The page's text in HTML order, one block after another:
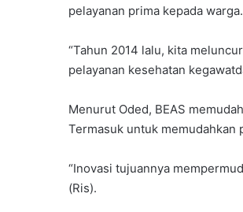
pelayanan prima kepada
“Tahun 2014 lalu, kita
pelayanan kesehatan
Menurut Oded, BEAS
Termasuk untuk
“Inovasi tujuannya
(Ris).